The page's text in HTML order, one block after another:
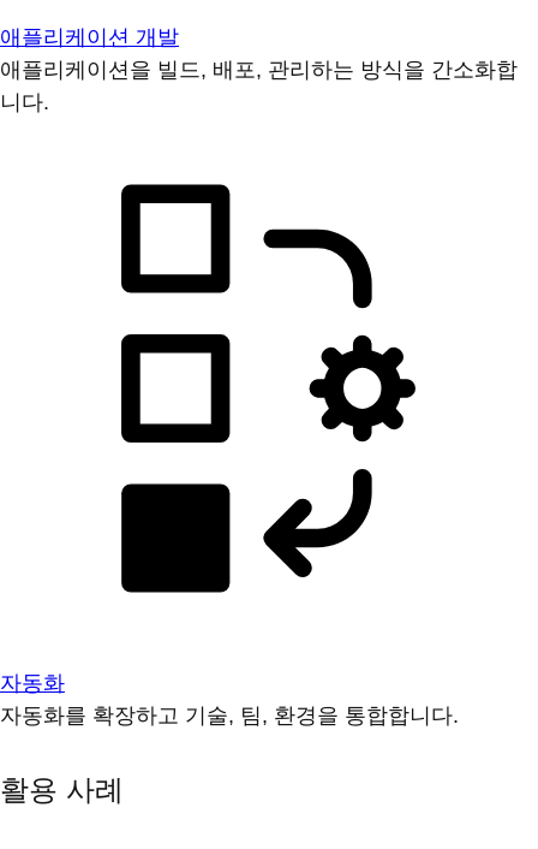
애플리케이션 개발
애플리케이션을 빌드, 배포, 관리하는 방식을 간소화합
니다.
자동화
자동화를 확장하고 기술, 팀, 환경을 통합합니다.
활용 사례